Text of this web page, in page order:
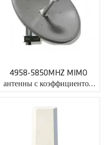
4958-5850MHZ MIMO
антенны с коэффициентом
усиления 32 дБи с разъемом